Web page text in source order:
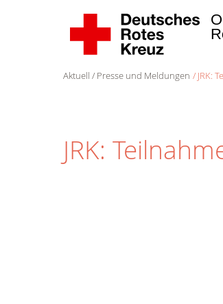
Aktuell Presse und Meldungen JRK:
JRK: